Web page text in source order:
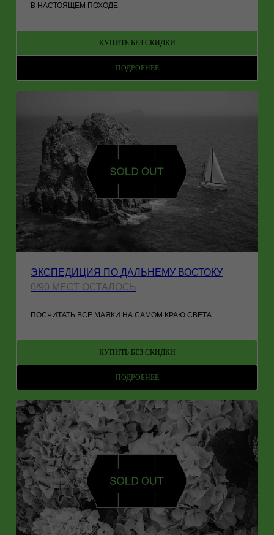
В НАСТОЯЩЕМ ПОХОДЕ
КУПИТЬ БЕЗ СКИДКИ
ПОДРОБНЕЕ
ЭКСПЕДИЦИЯ ПО ДАЛЬНЕМУ ВОСТОКУ
0/90 МЕСТ ОСТАЛОСЬ
ПОСЧИТАТЬ ВСЕ МАЯКИ НА САМОМ КРАЮ СВЕТА
КУПИТЬ БЕЗ СКИДКИ
ПОДРОБНЕЕ